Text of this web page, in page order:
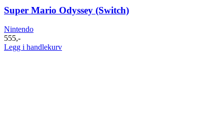
Super Mario Odyssey (Switch)
Nintendo
555,-
Legg i handlekurv